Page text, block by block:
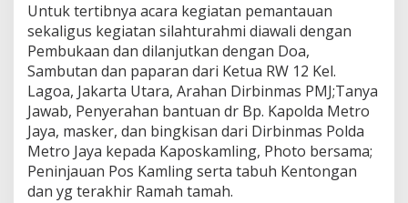
t
e
D
a
n
B
a
g
i
k
a
Untuk tertibnya acara kegiatan pemantauan
sekaligus kegiatan silahturahmi diawali dengan
Pembukaan dan dilanjutkan dengan Doa,
Sambutan dan paparan dari Ketua RW 12 Kel.
Lagoa, Jakarta Utara, Arahan Dirbinmas PMJ;Tanya
Jawab, Penyerahan bantuan dr Bp. Kapolda Metro
Jaya, masker, dan bingkisan dari Dirbinmas Polda
Metro Jaya kepada Kaposkamling, Photo bersama;
Peninjauan Pos Kamling serta tabuh Kentongan
dan yg terakhir Ramah tamah.